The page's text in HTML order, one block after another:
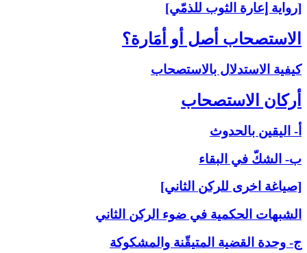
[رواية إعارة الثوب للذمّي]
الاستصحاب أصل أو أمَارة؟
كيفية الاستدلال بالاستصحاب
أركان الاستصحاب‏
أ- اليقين بالحدوث
ب- الشكّ في البقاء
[صياغة اخرى للركن الثاني]
الشبهات الحكمية في ضوء الركن الثاني
ج- وحدة القضية المتيقّنة والمشكوكة